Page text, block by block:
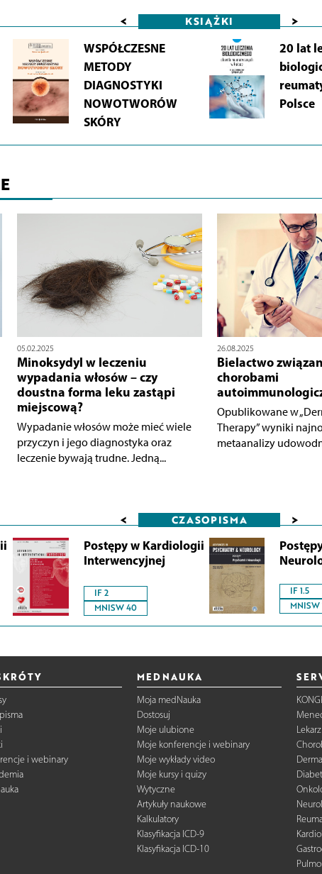
< KSIĄŻKI >
WSPÓŁCZESNE
METODY
DIAGNOSTYKI
NOWOTWORÓW
SKÓRY
20 lat
Polsce
05.02.2025
Minoksydyl w leczeniu
wypadania włosów – czy
doustna forma leku zastąpi
miejscową?
Wypadanie włosów może mieć wiele
przyczyn i jego diagnostyka oraz
leczenie bywają trudne. Jedną...
26.08.2025
Bielactwo
chorobami
Opublikowane w
Therapy” wyniki
metaanalizy
< CZASOPISMA >
Postępy w Kardiologii
Interwencyjnej
IF 2
MNISW 40
IF 1.5
i webinary
MEDNAUKA
Moja medNauka
Dostosuj
Moje ulubione
Moje konferencje i webinary
Moje wykłady video
Moje kursy i quizy
Wytyczne
Artykuły naukowe
Kalkulatory
Klasyfikacja ICD-9
Klasyfikacja ICD-10